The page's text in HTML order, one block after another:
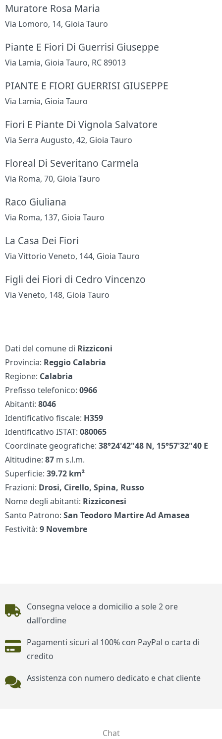
Muratore Rosa Maria
Via Lomoro, 14, Gioia Tauro
Piante E Fiori Di Guerrisi Giuseppe
Via Lamia, Gioia Tauro, RC 89013
PIANTE E FIORI GUERRISI GIUSEPPE
Via Lamia, Gioia Tauro
Fiori E Piante Di Vignola Salvatore
Via Serra Augusto, 42, Gioia Tauro
Floreal Di Severitano Carmela
Via Roma, 70, Gioia Tauro
Raco Giuliana
Via Roma, 137, Gioia Tauro
La Casa Dei Fiori
Via Vittorio Veneto, 144, Gioia Tauro
Figli dei Fiori di Cedro Vincenzo
Via Veneto, 148, Gioia Tauro
Dati del comune di Rizziconi
Provincia: Reggio Calabria
Regione: Calabria
Prefisso telefonico:0966
Abitanti:8046
Identificativo fiscale: H359
Identificativo ISTAT:080065
Coordinate geografiche:38°24'42"48 N, 15°57'32"40 E
Altitudine:87 m s.l.m.
Superficie:39.72 km²
Frazioni: Drosi, Cirello, Spina, Russo
Nome degli abitanti: Rizziconesi
Santo Patrono:San Teodoro Martire Ad Amasea
Festività:9 Novembre
Piè di pagina
Consegna veloce a domicilio a sole 2 ore
dall'ordine
Pagamenti sicuri al 100% con PayPal o carta di
credito
Assistenza con numero dedicato e chat cliente
Chat